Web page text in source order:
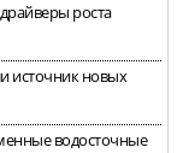
роста
источник новых
водосточные